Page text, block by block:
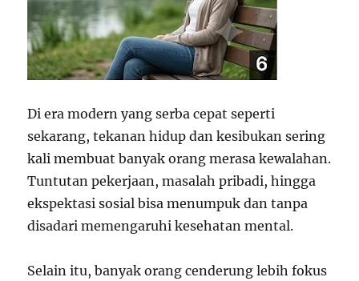
Di era modern yang serba cepat seperti
sekarang, tekanan hidup dan kesibukan sering
kali membuat banyak orang merasa kewalahan.
Tuntutan pekerjaan, masalah pribadi, hingga
ekspektasi sosial bisa menumpuk dan tanpa
disadari memengaruhi kesehatan mental.
Selain itu, banyak orang cenderung lebih fokus